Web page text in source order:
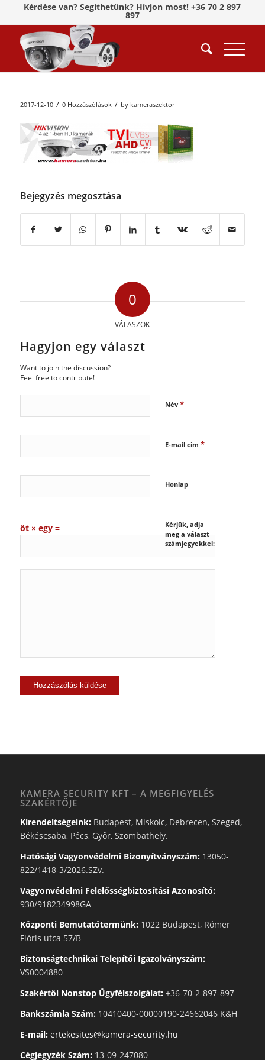
Kérdése van? Segíthetünk? Hívjon most! +36 70 2 897
897
2017-12-10 / 0 Hozzászólások / by kameraszektor
Bejegyzés megosztása
0
VÁLASZOK
Hagyjon egy választ
Want to join the discussion?
Feel free to contribute!
Név *
E-mail cím *
Honlap
Kérjük, adja
meg a választ
számjegyekkel:
öt × egy =
KAMERA SECURITY KFT – A MEGFIGYELÉS
SZAKÉRTŐJE
Kirendeltségeink:Budapest, Miskolc, Debrecen, Szeged,
Békéscsaba, Pécs, Győr, Szombathely.
Hatósági Vagyonvédelmi Bizonyítványszám:13050-
822/1418-3/2026.SZv.
Vagyonvédelmi Felelősségbiztosítási Azonosító:
930/918234998GA
Központi Bemutatótermünk:1022 Budapest, Rómer
Flóris utca 57/B
Biztonságtechnikai Telepítői Igazolványszám:
VS0004880
Szakértői Nonstop Ügyfélszolgálat:+36-70-2-897-897
Bankszámla Szám:10410400-00000190-24662046 K&H
E-mail: ertekesites@kamera-security.hu
Cégjegyzék Szám:13-09-247080